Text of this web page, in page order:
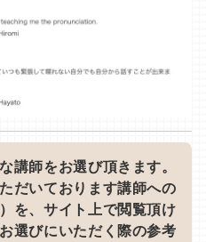
講師をお選び頂きます。
だいております講師への
を、サイト上で閲覧頂け
選びにいただく際の参考